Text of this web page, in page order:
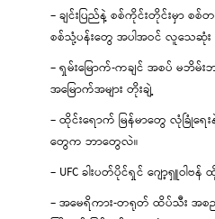
– ချင်းပြည်နဲ့ စစ်ကိုင်းတိုင်းမှာ စ
စစ်သုံ့ပန်းတွေ အပါအဝင် လူသေဆုံး
– ရှမ်းမြောက်-ကချင် အစပ် မဘိ
အမြောက်အများ တိုးချဲ့
– ထိုင်းရောက် မြန်မာတွေ လုံခ
တွေက ဘာတွေလဲ။
– UFC ခါးပတ်ပိုင်ရှင် ဂျော့ရှူဝါ
– အမေရိကား-တရုတ် ထိပ်သီး အစ